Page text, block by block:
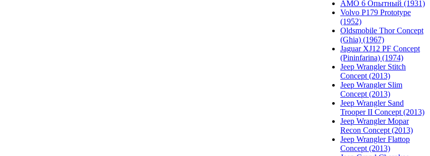
АМО 6 Опытный (1931)
Volvo P179 Prototype
(1952)
Oldsmobile Thor Concept
(Ghia) (1967)
Jaguar XJ12 PF Concept
(Pininfarina) (1974)
Jeep Wrangler Stitch
Concept (2013)
Jeep Wrangler Slim
Concept (2013)
Jeep Wrangler Sand
Trooper II Concept (2013)
Jeep Wrangler Mopar
Recon Concept (2013)
Jeep Wrangler Flattop
Concept (2013)